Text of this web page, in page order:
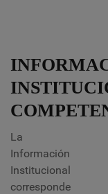
La
Información
Institucional
corresponde